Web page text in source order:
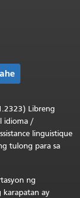
Libreng
idioma /
linguistique
tulong para sa
ng
karapatan ay